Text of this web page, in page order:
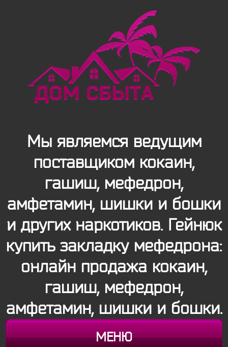
Мы являемся ведущим
поставщиком кокаин,
гашиш, мефедрон,
амфетамин, шишки и бошки
и других наркотиков. Гейнюк
купить закладку мефедрона:
онлайн продажа кокаин,
гашиш, мефедрон,
амфетамин, шишки и бошки.
МЕНЮ